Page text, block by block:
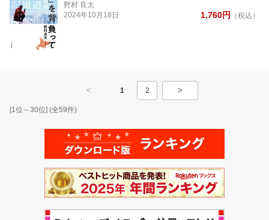
野村 良太
2024年10月 18日 1,760円 （税込）
< 1 2 >
[1 位～30位] (全59件)